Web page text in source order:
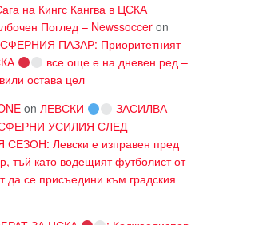
на Кингс Кангва в ЦСКА
Поглед – Newssocceron
ПАЗАР: Приоритетният
все още е на дневен ред –
остава цел
on ЛЕВСКИ
ЗАСИЛВА
УСИЛИЯ СЛЕД
Левски е изправен пред
тъй като водещият футболист от
да се присъедини към градския